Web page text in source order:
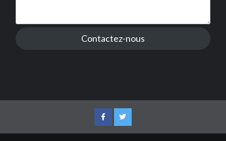
Contactez-nous
FacebookTwitter